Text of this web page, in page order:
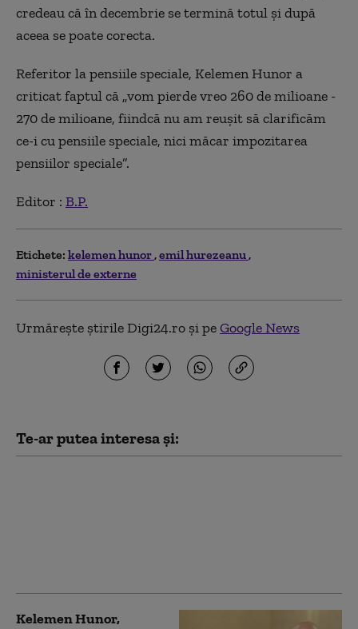
credeau că în decembrie se termină totul şi după
aceea se poate corecta.
Referitor la pensiile speciale, Kelemen Hunor a
criticat faptul că „vom pierde vreo 260 de milioane -
270 de milioane, fiindcă nu am reuşit să clarificăm
ce-i cu pensiile speciale, nici măcar impozitarea
pensiilor speciale”.
Editor : B.P.
Etichete: kelemen hunor emil hurezeanu
ministerul de externe
Urmărește știrile Digi24.ro și peGoogle News
Te-ar putea interesa și:
Kelemen Hunor,